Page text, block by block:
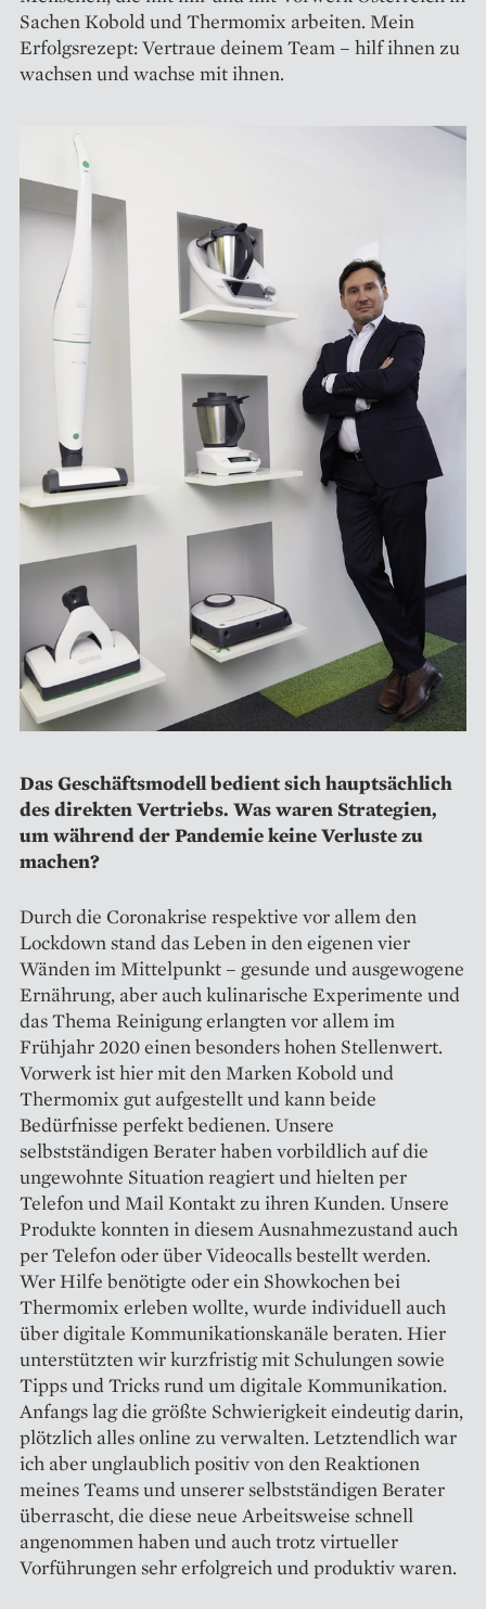
Sachen Kobold und Thermomix arbeiten. Mein
Erfolgsrezept: Vertraue deinem Team – hilf ihnen zu
wachsen und wachse mit ihnen.
Das Geschäftsmodell bedient sich hauptsächlich
des direkten Vertriebs. Was waren Strategien,
um während der Pandemie keine Verluste zu
machen?
Durch die Coronakrise respektive vor allem den
Lockdown stand das Leben in den eigenen vier
Wänden im Mittelpunkt – gesunde und ausgewogene
Ernährung, aber auch kulinarische Experimente und
das Thema Reinigung erlangten vor allem im
Frühjahr 2020 einen besonders hohen Stellenwert.
Vorwerk ist hier mit den Marken Kobold und
Thermomix gut aufgestellt und kann beide
Bedürfnisse perfekt bedienen. Un­sere
selbstständigen Berater haben vorbildlich auf die
ungewohnte Situation reagiert und hielten per
Telefon und Mail Kontakt zu ihren Kunden. Unsere
Produkte konnten in diesem Ausnahmezustand auch
per Telefon oder über Videocalls bestellt werden.
Wer Hilfe benötigte oder ein Showkochen bei
Thermomix erleben wollte, wurde individuell auch
über digitale Kommunikationskanäle beraten. Hier
unterstützten wir kurzfristig mit Schulungen sowie
Tipps und Tricks rund um digitale Kommunikation.
Anfangs lag die größte Schwierigkeit eindeutig darin,
plötzlich alles online zu verwalten. Letztendlich war
ich aber unglaublich positiv von den Reaktionen
meines Teams und unserer selbstständigen Berater
überrascht, die diese neue Arbeitsweise schnell
angenommen haben und auch trotz virtueller
Vorführungen sehr erfolgreich und produktiv waren.